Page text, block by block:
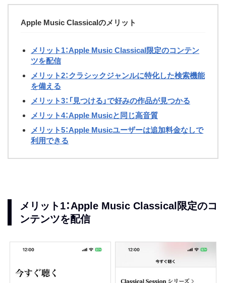
Apple Music Classicalのメリット
メリット1：Apple Music Classical限定のコンテン
ツを配信
メリット2：クラシックジャンルに特化した検索機能
を備える
メリット3：「見つける」で好みの作品が見つかる
メリット4：Apple Musicと同じ高音質
メリット5：Apple Musicユーザーは追加料金なしで
利用できる
メリット1：Apple Music Classical限定のコ
ンテンツを配信